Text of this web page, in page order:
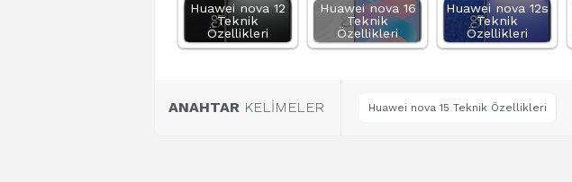
Huawei nova 12
Teknik
Özellikleri
Huawei nova 16
Teknik
Özellikleri
Huawei nova 12s
Teknik
Özellikleri
ANAHTAR KELİMELER Huawei nova 15 Teknik Özellikleri